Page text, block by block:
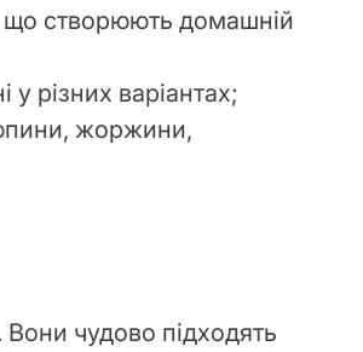
що створюють домашній
у різних варіантах;
жоржини,
чудово підходять